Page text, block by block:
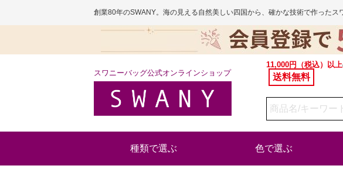
創業80年のSWANY。海の見える自然美しい四国から、確かな技術で作ったス
スワニーバッグ公式オンラインショップ
11,000円（税込）以上
送料無料
種類で選ぶ 色で選ぶ